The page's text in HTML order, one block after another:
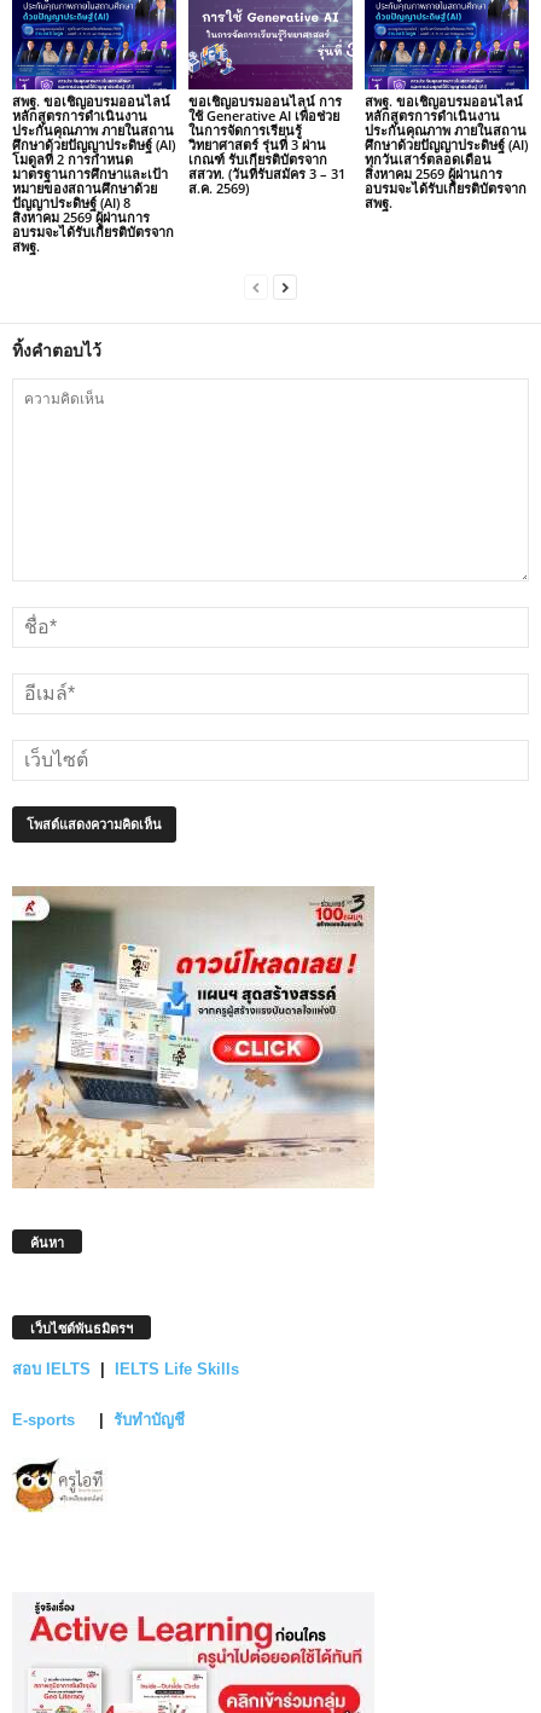
สพฐ. ขอเชิญอบรมออนไลน์
หลักสูตรการดำเนินงาน
ประกันคุณภาพ ภายในสถาน
ศึกษาด้วยปัญญาประดิษฐ์ (AI)
โมดูลที่ 2 การกำหนด
มาตรฐานการศึกษาและเป้า
หมายของสถานศึกษาด้วย
ปัญญาประดิษฐ์ (AI) 8
สิงหาคม 2569 ผู้ผ่านการ
อบรมจะได้รับเกียรติบัตรจาก
สพฐ.
ขอเชิญอบรมออนไลน์ การ
ใช้ Generative AI เพื่อช่วย
ในการจัดการเรียนรู้
วิทยาศาสตร์ รุ่นที่ 3 ผ่าน
เกณฑ์ รับเกียรติบัตรจาก
สสวท. (วันที่รับสมัคร 3 – 31
ส.ค. 2569)
สพฐ. ขอเชิญอบรมออนไลน์
หลักสูตรการดำเนินงาน
ประกันคุณภาพ ภายในสถาน
ศึกษาด้วยปัญญาประดิษฐ์ (AI)
ทุกวันเสาร์ตลอดเดือน
สิงหาคม 2569 ผู้ผ่านการ
อบรมจะได้รับเกียรติบัตรจาก
สพฐ.
ทิ้งคำตอบไว้
ค้นหา
เว็บไซต์พันธมิตรฯ
สอบ IELTS IELTS Life Skills
E-sports รับทำบัญชี